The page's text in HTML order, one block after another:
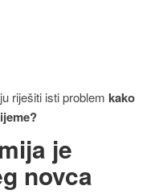
riješiti isti problem kako
je
novca